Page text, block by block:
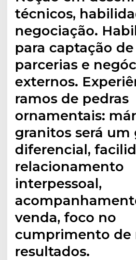
técnicos,
negociação.
para captação
parcerias e
externos.
ramos de pedras
ornamentais:
granitos será um
diferencial,
relacionamento
interpessoal,
venda, foco no
cumprimento de
resultados.